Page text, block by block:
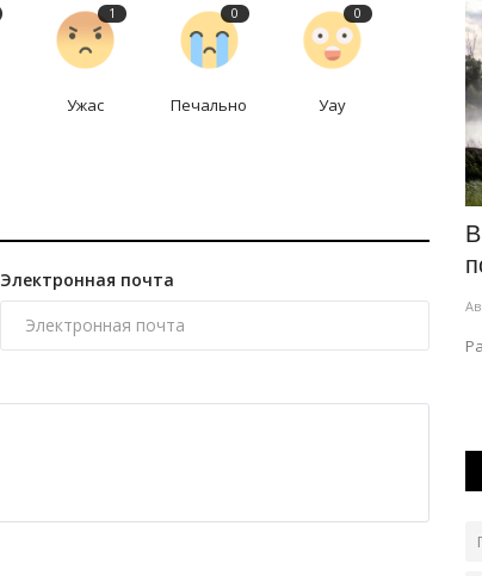
1
Ужас
0
Печально
0
Уау
Электронная почта
В Павлодарской области обсудили
Авг 6, 2026 0 18
В Железинском районе готовы расширить кружковую